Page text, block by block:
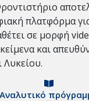
πλατφόρμα
σε μορφή
και
Λυκείου.
Αναλυτικό